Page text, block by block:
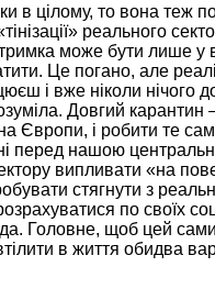
в цілому, то вона
реального
може бути лише у
Це погано, але
і вже ніколи нічого
Довгий
Європи, і робити те
перед нашою
випливати «на
стягнути з
по своїх
Головне, щоб цей
в життя обидва